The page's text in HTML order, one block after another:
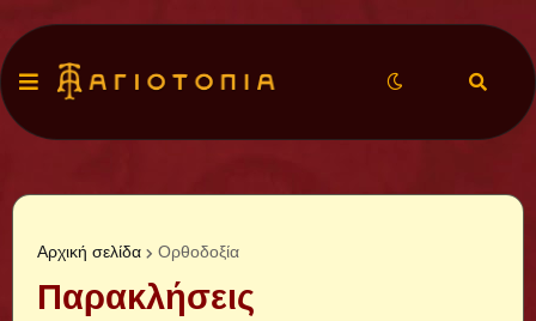
Αρχική σελίδα Ορθοδοξία
Παρακλήσεις